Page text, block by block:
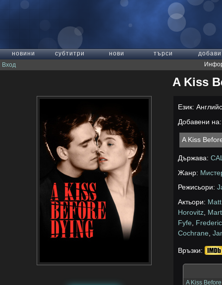
новини субтитри нови търси
добави
Вход
A Kiss
Език:
Добавени
A Kiss
Държава:
Жанр:
Режисьори:
Актьори:
Horovitz
Fyfe
Cochrane ,
Връзки:
A Kiss